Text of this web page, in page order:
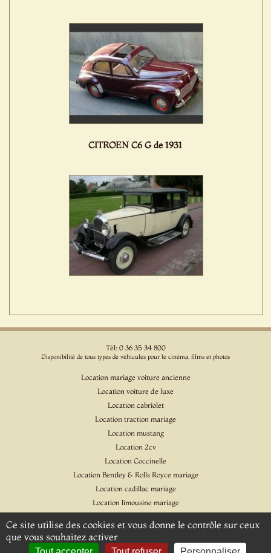
CITROEN C6 G de 1931
Tél: 0 36 35 34 800
Disponibilité de tous types de véhicules pour le cinéma, films et photos
Location mariage voiture ancienne
Location voiture de luxe
Location cabriolet
Location traction mariage
Location mustang
Location 2cv
Location Coccinelle
Location Bentley & Rolls Royce mariage
Location cadillac mariage
Location limousine mariage
Location Citroen DS
Location Jaguar & Daimler
Ce site utilise des cookies et vous donne le contrôle sur ceux
que vous souhaitez activer